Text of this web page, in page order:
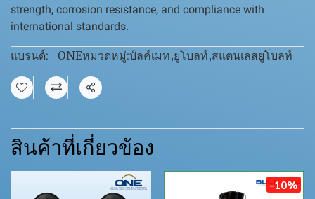
strength, corrosion resistance, and compliance with
international standards.
แบรนด์: ONEหมวดหมู่:บัลค์เมท,ยูโบลท์,สแตนเลสยูโบลท์
แชร์
สินค้าที่เกี่ยวข้อง
-10%